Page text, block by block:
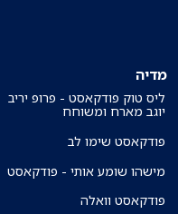
מדיה
ליס טוק פודקאסט - פרופ יריב
יוגב מארח ומשוחח
פודקאסט שימו לב
מישהו שומע אותי - פודקאסט
פודקאסט וואלה